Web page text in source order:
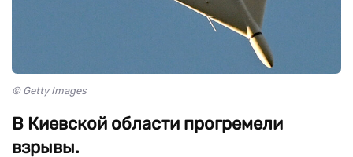
© Getty Images
В Киевской области прогремели
взрывы.